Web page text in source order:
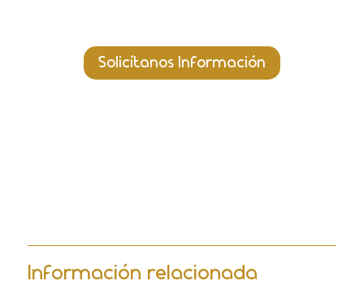
Solicítanos Información
Información relacionada